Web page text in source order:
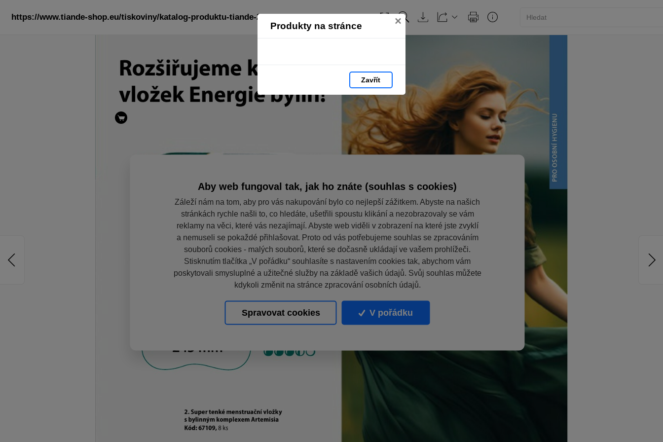
Produkty na stránce ×
Zavřít
https://www.tiande-shop.eu/tiskoviny/katalog-produktu-tiande-2024/: strana 13
Aby web fungoval tak, jak ho znáte (souhlas s cookies)
Záleží nám na tom, aby pro vás nakupování bylo co nejlepší zážitkem. Abyste na našich
stránkách rychle našli to, co hledáte, ušetřili spoustu klikání a nezobrazovaly se vám
reklamy na věci, které vás nezajímají. Abyste web viděli v zobrazení na které jste zvyklí
a nemuseli se pokaždé přihlašovat. Proto od vás potřebujeme souhlas se zpracováním
souborů cookies - malých souborů, které se dočasně ukládají ve vašem prohlížeči.
Stisknutím tlačítka „V pořádku“ souhlasíte s nastavením cookies tak, abychom vám
poskytovali smysluplné a užitečné služby na základě vašich údajů. Svůj souhlas můžete
kdykoli změnit na stránce zpracování osobních údajů.
Spravovat cookies V pořádku